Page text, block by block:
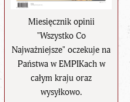
Miesięcznik opinii
"Wszystko Co
Najważniejsze" oczekuje na
Państwa w EMPIKach w
całym kraju oraz
wysyłkowo.